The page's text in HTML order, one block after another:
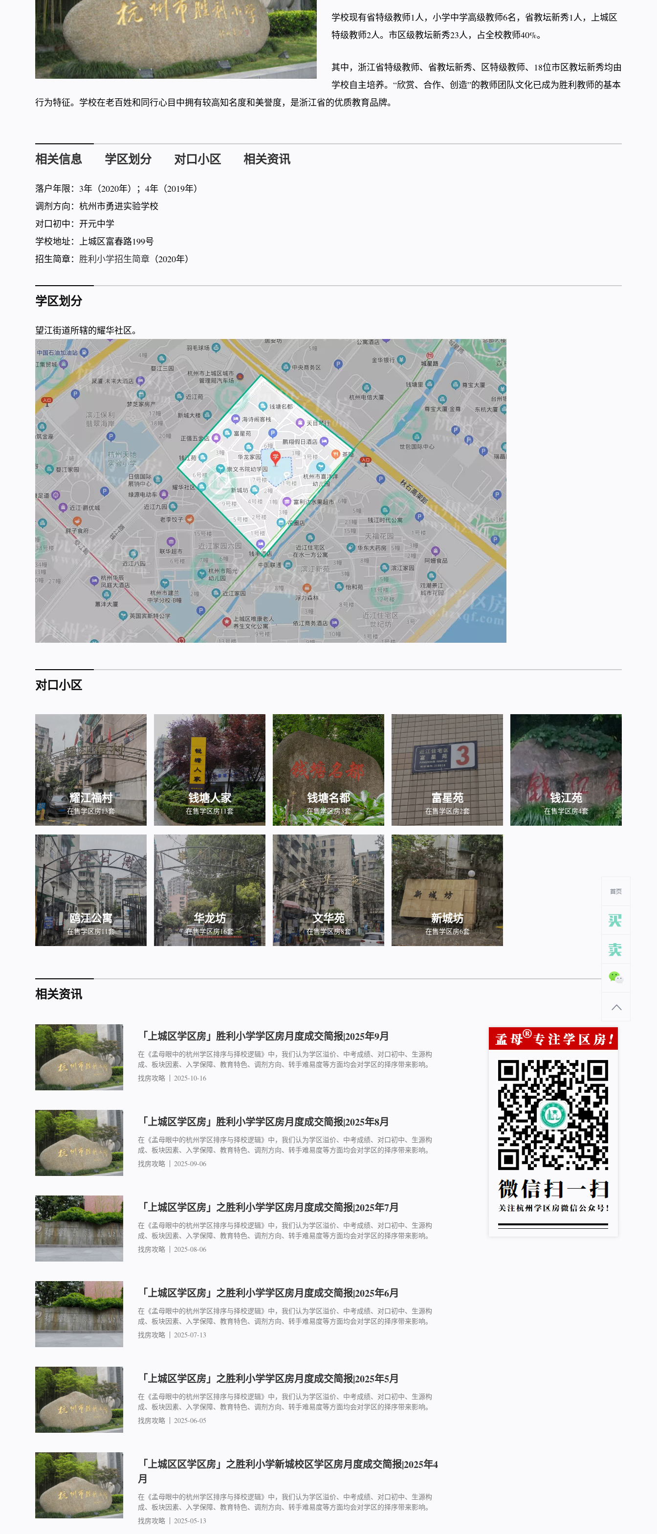
学校现有省特级教师1人，小学中学高级教师6名，省教坛新秀1人，上城区
特级教师2人。市区级教坛新秀23人，占全校教师40%。
其中，浙江省特级教师、省教坛新秀、区特级教师、18位市区教坛新秀均由
学校自主培养。“欣赏、合作、创造”的教师团队文化已成为胜利教师的基本
行为特征。学校在老百姓和同行心目中拥有较高知名度和美誉度，是浙江省的优质教育品牌。
相关信息 学区划分 对口小区 相关资讯
落户年限：3年（2020年）；4年（2019年）
调剂方向：杭州市勇进实验学校
对口初中：开元中学
学校地址：上城区富春路199号
招生简章： 胜利小学招生简章 （2020年）
学区划分
望江街道所辖的耀华社区。
对口小区
耀江福村
在售学区房13套
钱塘人家
在售学区房11套
钱塘名都
在售学区房3套
富星苑
在售学区房2套
钱江苑
在售学区房4套
鸥江公寓
在售学区房11套
华龙坊
在售学区房16套
文华苑
在售学区房8套
新城坊
在售学区房6套
相关资讯
「上城区学区房」胜利小学学区房月度成交简报|2025年9月
在《孟母眼中的杭州学区排序与择校逻辑》中，我们认为学区溢价、中考成绩、对口初中、生源构
成、板块因素、入学保障、教育特色、调剂方向、转手难易度等方面均会对学区的择序带来影响。
找房攻略
2025-10-16
「上城区学区房」胜利小学学区房月度成交简报|2025年8月
在《孟母眼中的杭州学区排序与择校逻辑》中，我们认为学区溢价、中考成绩、对口初中、生源构
成、板块因素、入学保障、教育特色、调剂方向、转手难易度等方面均会对学区的择序带来影响。
找房攻略
2025-09-06
「上城区学区房」之胜利小学学区房月度成交简报|2025年7月
在《孟母眼中的杭州学区排序与择校逻辑》中，我们认为学区溢价、中考成绩、对口初中、生源构
成、板块因素、入学保障、教育特色、调剂方向、转手难易度等方面均会对学区的择序带来影响。
找房攻略
2025-08-06
「上城区学区房」之胜利小学学区房月度成交简报|2025年6月
在《孟母眼中的杭州学区排序与择校逻辑》中，我们认为学区溢价、中考成绩、对口初中、生源构
成、板块因素、入学保障、教育特色、调剂方向、转手难易度等方面均会对学区的择序带来影响。
找房攻略
2025-07-13
「上城区学区房」之胜利小学学区房月度成交简报|2025年5月
在《孟母眼中的杭州学区排序与择校逻辑》中，我们认为学区溢价、中考成绩、对口初中、生源构
成、板块因素、入学保障、教育特色、调剂方向、转手难易度等方面均会对学区的择序带来影响。
找房攻略
2025-06-05
「上城区区学区房」之胜利小学新城校区学区房月度成交简报|2025年4
月
在《孟母眼中的杭州学区排序与择校逻辑》中，我们认为学区溢价、中考成绩、对口初中、生源构
成、板块因素、入学保障、教育特色、调剂方向、转手难易度等方面均会对学区的择序带来影响。
找房攻略
2025-05-13